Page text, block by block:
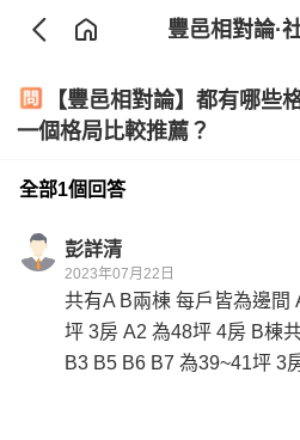
豐邑相對論·
【豐邑相對論】都有哪些
一個格局比較推薦？
全部1個回答
彭詳清
2023年07月22日
共有A B兩棟 每戶皆為邊間
坪 3房 A2 為48坪 4房 B棟
B3 B5 B6 B7 為39~41坪 3